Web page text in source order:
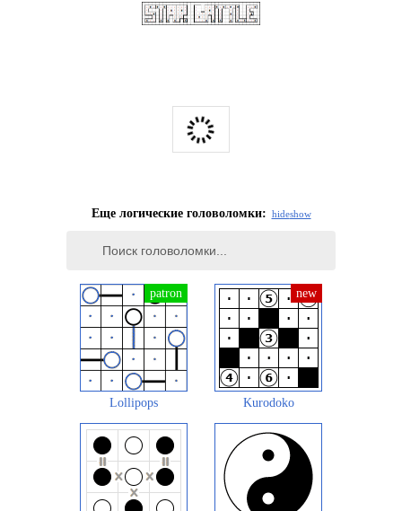
Еще логические головоломки: hideshow
Lollipops Kurodoko